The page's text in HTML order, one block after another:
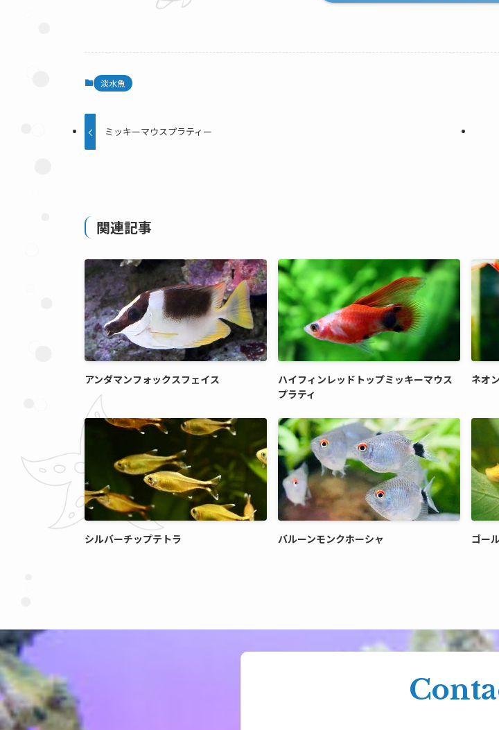
淡水魚
ミッキーマウスプラティー
関連記事
アンダマンフォックスフェイス
ハイフィンレッドトップミッキーマウス
プラティ
ネオ
シルバーチップテトラ バルーンモンクホーシャ ゴー